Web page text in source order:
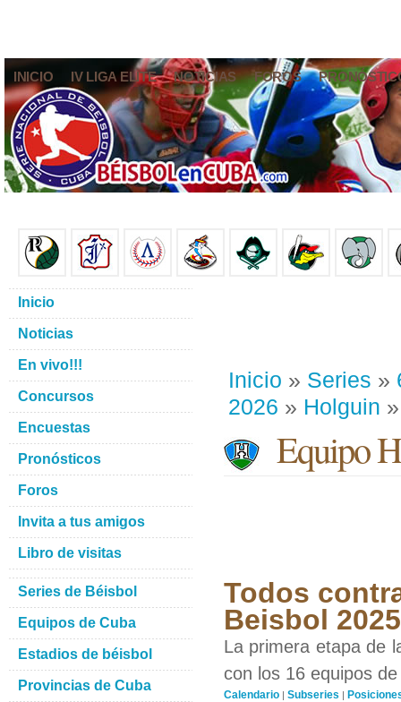
INICIO IV LIGA ELITE NOTICIAS FOROS
Inicio » Series »
2026 » Holguin
Equipo
Todos
Beisbol
La primera etapa de
con los 16 equipos
Calendario | Subseries |
Inicio
Noticias
En vivo!!!
Concursos
Encuestas
Pronósticos
Foros
Invita a tus amigos
Libro de visitas
Series de Béisbol
Equipos de Cuba
Estadios de béisbol
Provincias de Cuba